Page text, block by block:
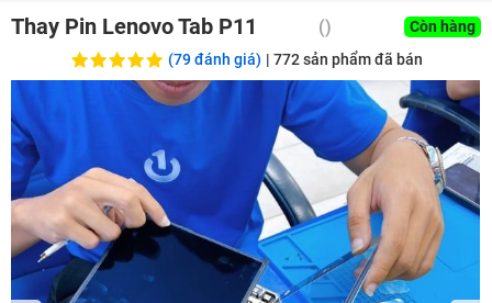
Thay Pin Lenovo Tab P11 ()
Còn hàng
(79 đánh giá) | 772sản phẩm đã bán